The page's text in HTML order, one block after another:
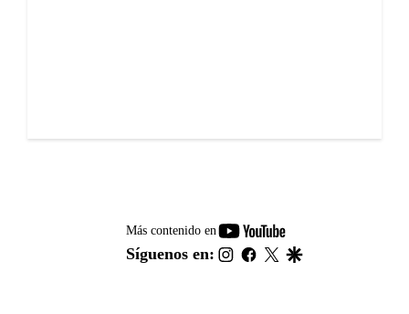
Más contenido en
youtube-
footer
Síguenos en: instagram
facebook
twitter